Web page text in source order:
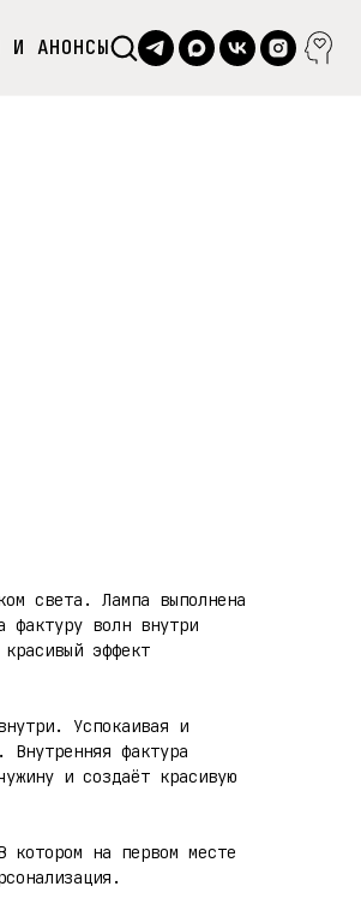
И АНОНСЫ
света. Лампа выполнена
фактуру волн внутри
эффект
Успокаивая и
фактура
и создаёт красивую
котором на первом месте